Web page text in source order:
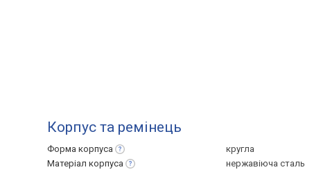
Корпус та ремінець
Форма корпуса
кругла
Матеріал корпуса
нержавіюча сталь